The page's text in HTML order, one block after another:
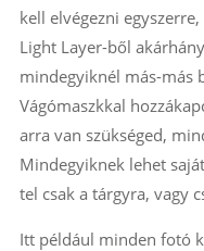
kell elvégezni
Light Layer-ből
mindegyiknél más-más
Vágómaszkkal
arra van szükséged,
Mindegyiknek lehet
tel csak a tárgyra, vagy
Itt például minden fotó